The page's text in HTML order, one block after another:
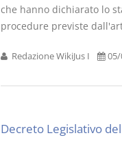
che hanno dichiarato lo
procedure previste
Redazione WikiJus I
Decreto Legislativo